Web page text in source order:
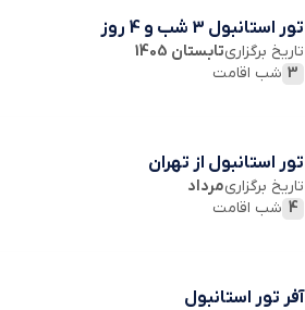
تور استانبول 3 شب و 4 روز
تاریخ برگزاریتابستان 1405
3 شب اقامت
تور استانبول از تهران
تاریخ برگزاریمرداد
4 شب اقامت
آفر تور استانبول